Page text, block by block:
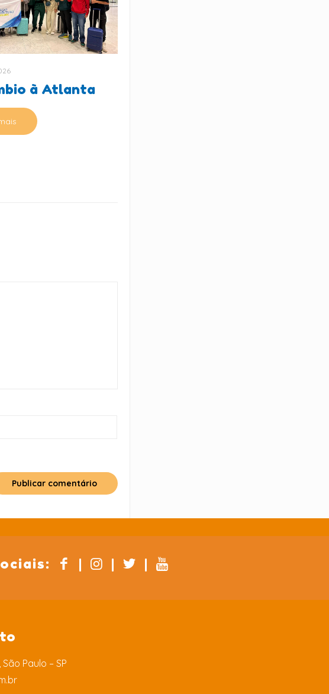
à Atlanta
| | |
Paulo – SP